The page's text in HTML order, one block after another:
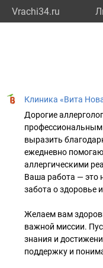
Vrachi34.ru
Клиника «Вита
Дорогие
выразить
ежедневно
аллергическими
Ваша работа — это
забота о здоровье
Желаем вам
важной миссии.
знания и
поддержку и